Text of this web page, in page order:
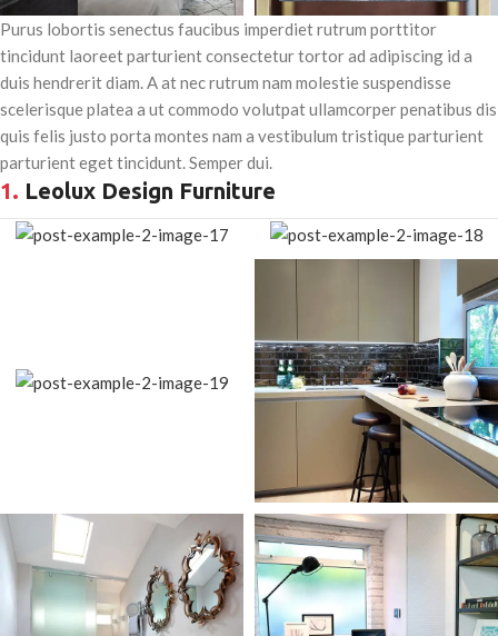
Purus lobortis senectus faucibus imperdiet rutrum porttitor
tincidunt laoreet parturient consectetur tortor ad adipiscing id a
duis hendrerit diam. A at nec rutrum nam molestie suspendisse
scelerisque platea a ut commodo volutpat ullamcorper penatibus dis
quis felis justo porta montes nam a vestibulum tristique parturient
parturient eget tincidunt. Semper dui.
1. Leolux Design Furniture